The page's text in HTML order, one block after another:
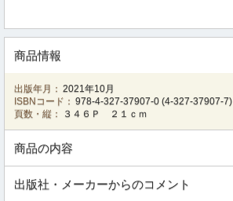
商品情報
出版年月： 2021年10月
ISBNコード： 978-4-327-37907-0 (4-327-37907-7)
頁数・縦：
３４６Ｐ ２１ｃｍ
商品の内容
出版社・メーカーからのコメント